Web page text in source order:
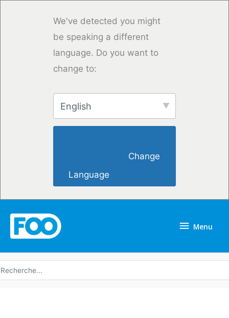
We've detected you might
be speaking a different
language. Do you want to
change to:
English
Language
Menu